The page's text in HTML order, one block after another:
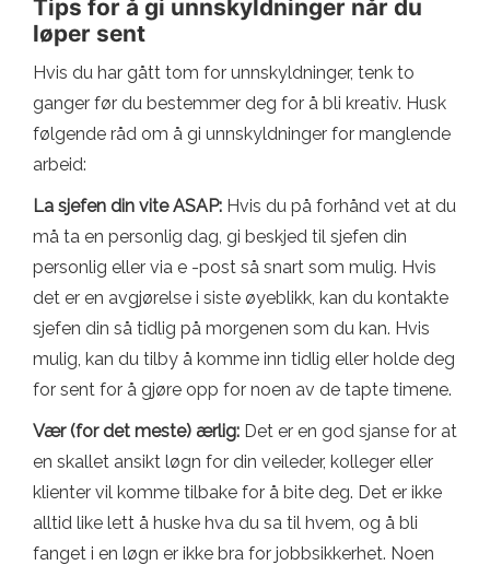
Tips for å gi unnskyldninger når du
løper sent
Hvis du har gått tom for unnskyldninger, tenk to
ganger før du bestemmer deg for å bli kreativ. Husk
følgende råd om å gi unnskyldninger for manglende
arbeid:
La sjefen din vite ASAP: Hvis du på forhånd vet at du
må ta en personlig dag, gi beskjed til sjefen din
personlig eller via e -post så snart som mulig. Hvis
det er en avgjørelse i siste øyeblikk, kan du kontakte
sjefen din så tidlig på morgenen som du kan. Hvis
mulig, kan du tilby å komme inn tidlig eller holde deg
for sent for å gjøre opp for noen av de tapte timene.
Vær (for det meste) ærlig: Det er en god sjanse for at
en skallet ansikt løgn for din veileder, kolleger eller
klienter vil komme tilbake for å bite deg. Det er ikke
alltid like lett å huske hva du sa til hvem, og å bli
fanget i en løgn er ikke bra for jobbsikkerhet. Noen